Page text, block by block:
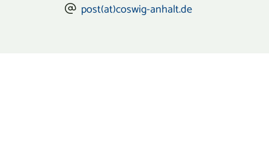
post(at)coswig-anhalt.de